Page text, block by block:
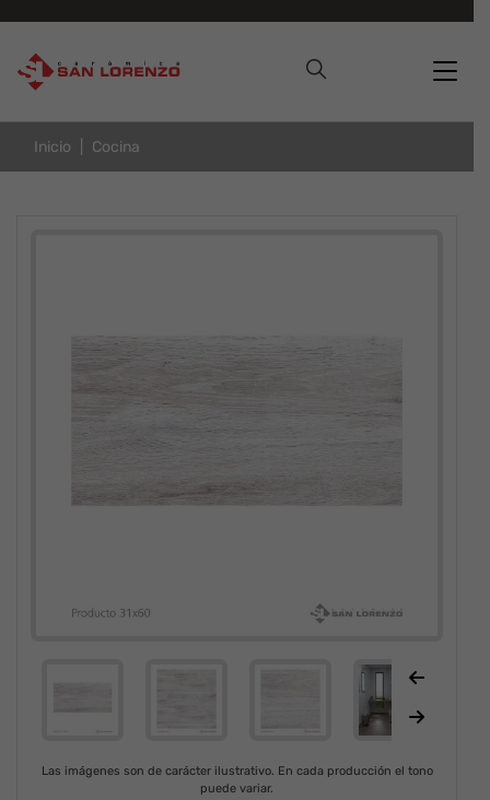
Inicio Cocina
Las imágenes son de carácter ilustrativo. En cada producción el tono
puede variar.